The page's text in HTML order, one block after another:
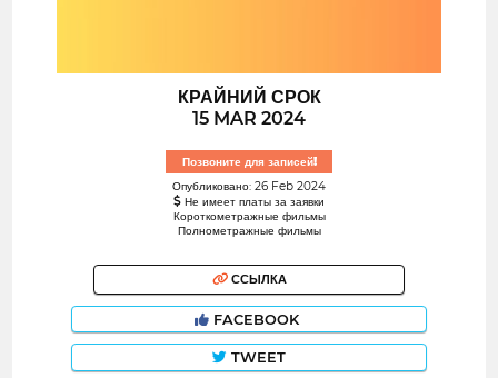
КРАЙНИЙ СРОК
15 MAR 2024
Позвоните для записей!
Опубликовано: 26 Feb 2024
Не имеет платы за заявки
Короткометражные фильмы
Полнометражные фильмы
ССЫЛКА
FACEBOOK
TWEET